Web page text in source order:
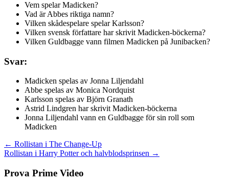
Vem spelar Madicken?
Vad är Abbes riktiga namn?
Vilken skådespelare spelar Karlsson?
Vilken svensk författare har skrivit Madicken-böckerna?
Vilken Guldbagge vann filmen Madicken på Junibacken?
Svar:
Madicken spelas av Jonna Liljendahl
Abbe spelas av Monica Nordquist
Karlsson spelas av Björn Granath
Astrid Lindgren har skrivit Madicken-böckerna
Jonna Liljendahl vann en Guldbagge för sin roll som
Madicken
Inläggsnavigering
← Rollistan i The Change-Up
Rollistan i Harry Potter och halvblodsprinsen →
Prova Prime Video